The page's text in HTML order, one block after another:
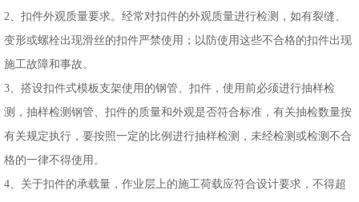
2、扣件外观质量要求。经常对扣件的外观质量进行检测，如有裂缝、
变形或螺栓出现滑丝的扣件严禁使用；以防使用这些不合格的扣件出现
施工故障和事故。
3、搭设扣件式模板支架使用的钢管、扣件，使用前必须进行抽样检
测，抽样检测钢管、扣件的质量和外观是否符合标准，有关抽检数量按
有关规定执行，要按照一定的比例进行抽样检测，未经检测或检测不合
格的一律不得使用。
4、关于扣件的承载量，作业层上的施工荷载应符合设计要求，不得超